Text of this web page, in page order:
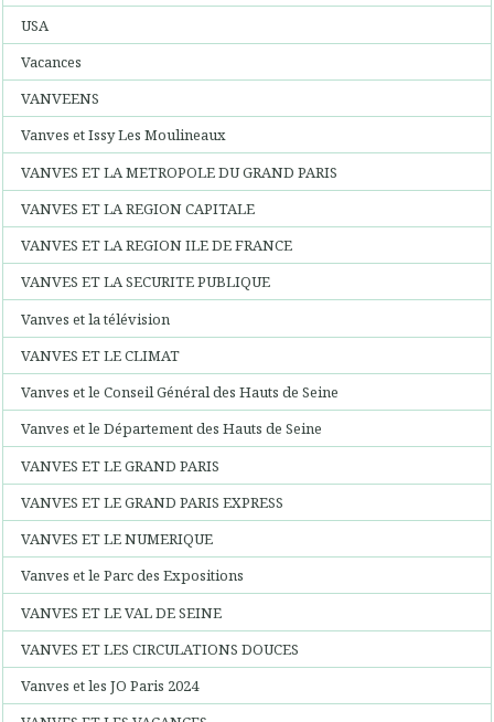
USA
Vacances
VANVEENS
Vanves et Issy Les Moulineaux
VANVES ET LA METROPOLE DU GRAND PARIS
VANVES ET LA REGION CAPITALE
VANVES ET LA REGION ILE DE FRANCE
VANVES ET LA SECURITE PUBLIQUE
Vanves et la télévision
VANVES ET LE CLIMAT
Vanves et le Conseil Général des Hauts de Seine
Vanves et le Département des Hauts de Seine
VANVES ET LE GRAND PARIS
VANVES ET LE GRAND PARIS EXPRESS
VANVES ET LE NUMERIQUE
Vanves et le Parc des Expositions
VANVES ET LE VAL DE SEINE
VANVES ET LES CIRCULATIONS DOUCES
Vanves et les JO Paris 2024